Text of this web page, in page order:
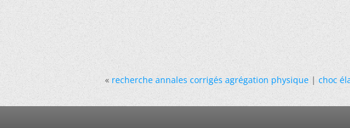
« recherche annales corrigés agrégation physique|choc